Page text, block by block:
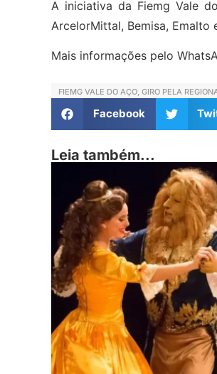
A iniciativa da Fiemg Vale
ArcelorMittal, Bemisa, Emalto
Mais informações pelo
FIEMG VALE DO AÇO, GIRO PELA
Facebook
Leia também...